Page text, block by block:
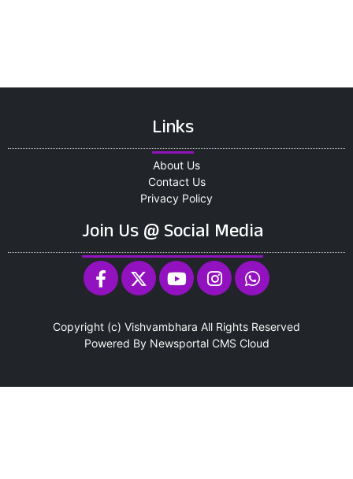
Links
About Us
Contact Us
Privacy Policy
Join Us @ Social Media
Copyright (c) Vishvambhara All Rights Reserved
Powered By Newsportal CMS Cloud